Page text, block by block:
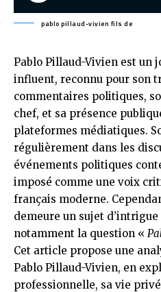
pablo pillaud-vivien fils de
Pablo Pillaud-Vivien est un
influent, reconnu pour son
commentaires politiques,
chef, et sa présence
plateformes médiatiques.
régulièrement dans les
événements politiques
imposé comme une voix
français moderne.
demeure un sujet d’intrigue
notamment la question «
Cet article propose une
Pablo Pillaud-Vivien, en
professionnelle, sa vie